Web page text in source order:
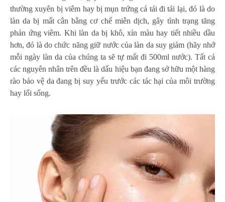
thường xuyên bị viêm hay bị mụn trứng cá tái đi tái lại, đó là do
làn da bị mất cân bằng cơ chế miễn dịch, gây tình trạng tăng
phản ứng viêm. Khi làn da bị khô, xỉn màu hay tiết nhiều dầu
hơn, đó là do chức năng giữ nước của làn da suy giảm (hãy nhớ
mỗi ngày làn da của chúng ta sẽ tự mất đi 500ml nước). Tất cả
các nguyên nhân trên đều là dấu hiệu bạn đang sở hữu một hàng
rào bảo vệ da đang bị suy yếu trước các tác hại của môi trường
hay lối sống.